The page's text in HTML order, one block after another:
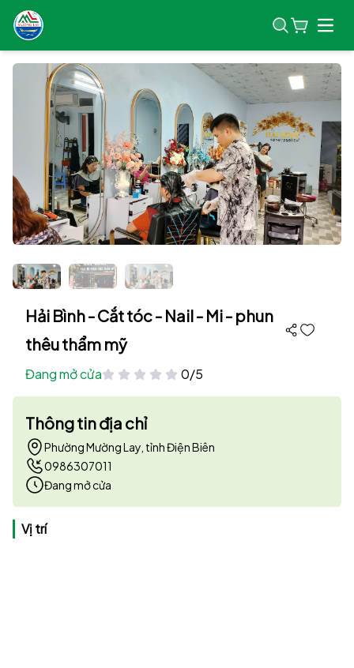
Hải Bình - Cắt tóc - Nail - Mi - phun
thêu thẩm mỹ
Đang mở cửa 0/5
Thông tin địa chỉ
Phường Mường Lay, tỉnh Điện Biên
0986307011
Đang mở cửa
Vị trí